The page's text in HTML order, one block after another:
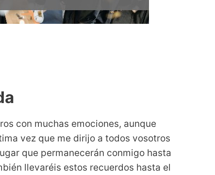
con muchas emociones, aunque
vez que me dirijo a todos vosotros
que permanecerán conmigo hasta
llevaréis estos recuerdos hasta el